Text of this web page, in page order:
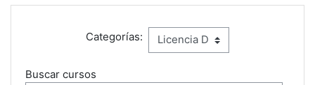
Categorías:
Buscar cursos